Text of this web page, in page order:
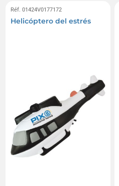
Réf. 01424V0177172
Helicóptero del estrés